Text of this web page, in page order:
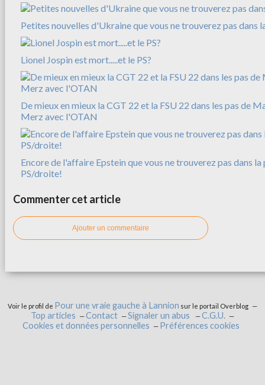
Petites nouvelles d'Ukraine que vous ne trouverez pas dans
Lionel Jospin est mort.....et le PS?
De mieux en mieux la CGT 22 et la FSU 22 dans les pas de
Merz avec l'OTAN
Encore de l'affaire Epstein que vous ne trouverez pas dans
PS/droite!
Commenter cet article
Ajouter un commentaire
Voir le profil de Pour une vraie gauche à Lannion sur le portail Overblog
Top articles Contact Signaler un abus
C.G.U.
Cookies et données personnelles
Préférences cookies